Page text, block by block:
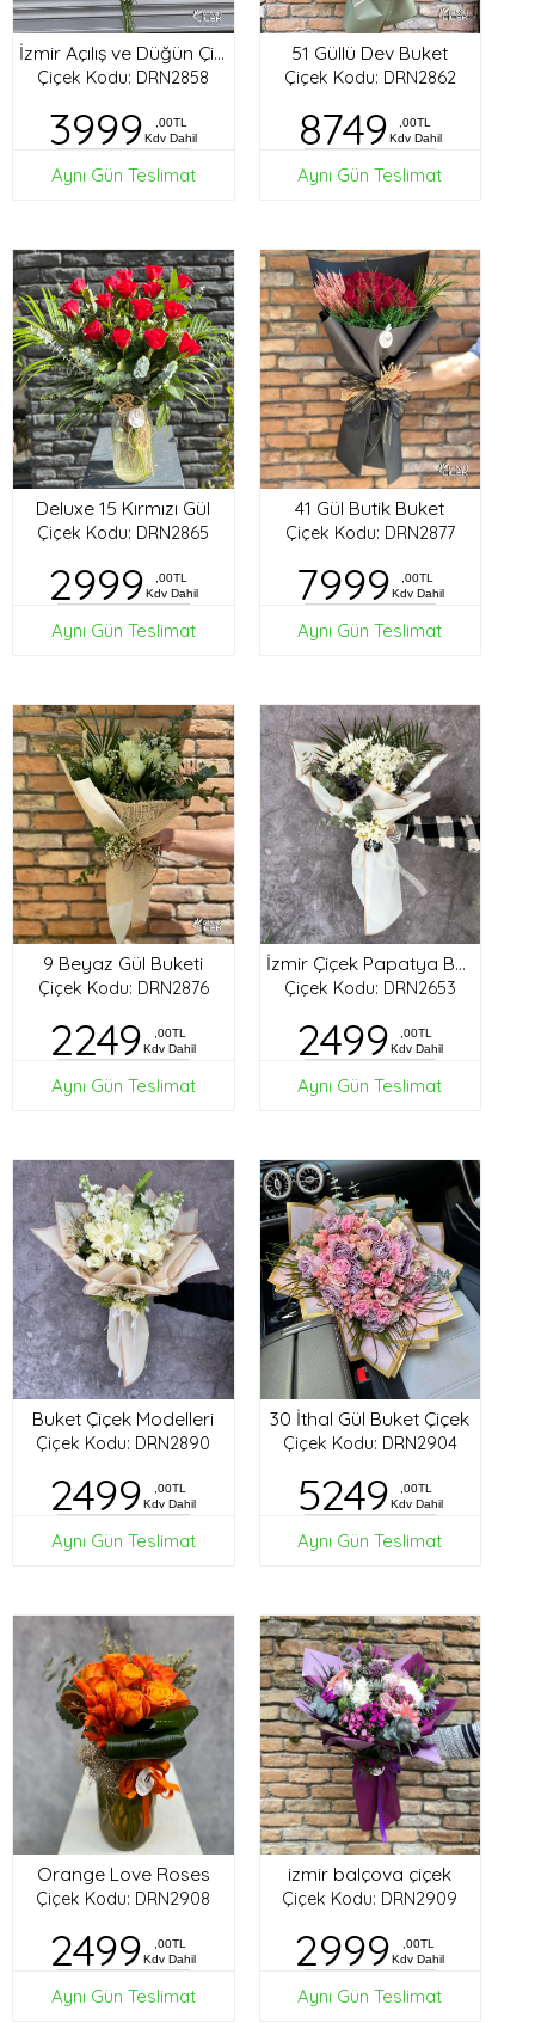
İzmir Açılış ve Düğün Çiçekleri
Çiçek Kodu: DRN2858
3999
,00TL
Kdv Dahil
Aynı Gün Teslimat
51 Güllü Dev Buket
Çiçek Kodu: DRN2862
8749
,00TL
Kdv Dahil
Aynı Gün Teslimat
Deluxe 15 Kırmızı Gül
Çiçek Kodu: DRN2865
2999
,00TL
Kdv Dahil
Aynı Gün Teslimat
41 Gül Butik Buket
Çiçek Kodu: DRN2877
7999
,00TL
Kdv Dahil
Aynı Gün Teslimat
9 Beyaz Gül Buketi
Çiçek Kodu: DRN2876
2249
,00TL
Kdv Dahil
Aynı Gün Teslimat
İzmir Çiçek Papatya Buketi
Çiçek Kodu: DRN2653
2499
,00TL
Kdv Dahil
Aynı Gün Teslimat
Buket Çiçek Modelleri
Çiçek Kodu: DRN2890
2499
,00TL
Kdv Dahil
Aynı Gün Teslimat
30 İthal Gül Buket Çiçek
Çiçek Kodu: DRN2904
5249
,00TL
Kdv Dahil
Aynı Gün Teslimat
Orange Love Roses
Çiçek Kodu: DRN2908
2499
,00TL
Kdv Dahil
Aynı Gün Teslimat
izmir balçova çiçek
Çiçek Kodu: DRN2909
2999
,00TL
Kdv Dahil
Aynı Gün Teslimat